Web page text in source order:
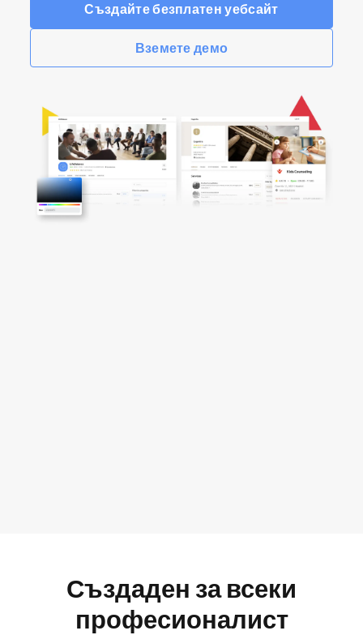
Създайте безплатен уебсайт
Вземете демо
Създаден за всеки
професионалист